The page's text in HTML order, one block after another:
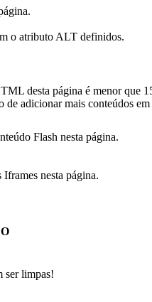
o atributo ALT definidos.
desta página é menor que
de adicionar mais conteúdos
Flash nesta página.
nesta página.
ser limpas!